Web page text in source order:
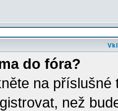
do fóra?
na
než